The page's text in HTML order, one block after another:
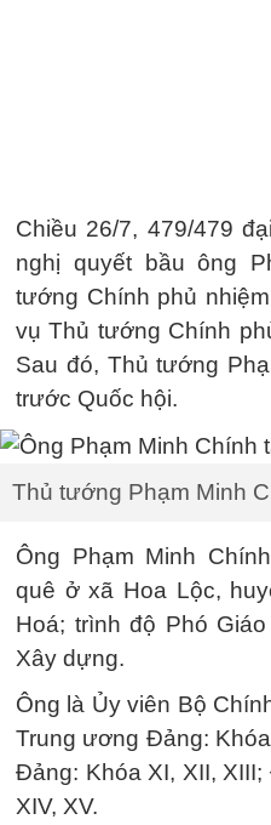
Chiều 26/7, 479/479
nghị quyết bầu ông
tướng Chính phủ
vụ Thủ tướng Chính
Sau đó, Thủ tướng
trước Quốc hội.
Thủ tướng Phạm Minh
Ông Phạm Minh
quê ở xã Hoa Lộc,
Hoá; trình độ Phó
Xây dựng.
Ông là Ủy viên Bộ
Trung ương Đảng:
Đảng: Khóa XI, XII,
XIV, XV.